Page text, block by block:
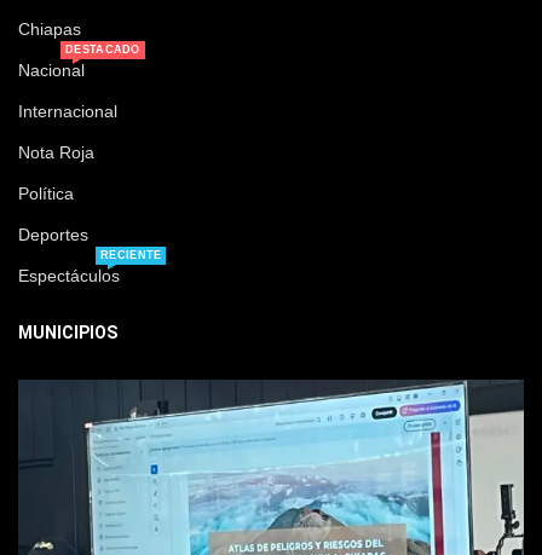
Chiapas
Nacional
DESTACADO
Internacional
Nota Roja
Política
Deportes
Espectáculos
RECIENTE
MUNICIPIOS